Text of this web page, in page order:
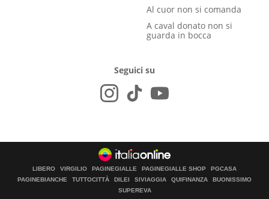
Al cuor non si comanda
A caval donato non si
guarda in bocca
Seguici su
LIBERO VIRGILIO PAGINEGIALLE PAGINEGIALLE SHOP
PGCASA
PAGINEBIANCHE
TUTTOCITTÀ DILEI SIVIAGGIA QUIFINANZA
BUONISSIMO
SUPEREVA